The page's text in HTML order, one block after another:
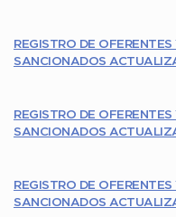
REGISTRO DE
SANCIONADOS
REGISTRO DE
SANCIONADOS
REGISTRO DE
SANCIONADOS